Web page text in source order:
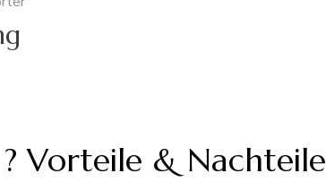
Vorteile & Nachteile